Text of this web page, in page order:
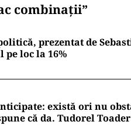
combinații”
prezentat de
pe loc la 16%
există ori nu
că da. Tudorel